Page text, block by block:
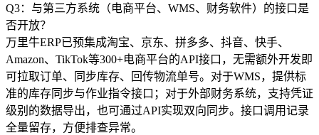
Q3：与第三方系统（电商平台、WMS、财务软件）的接口是
否开放？
万里牛ERP已预集成淘宝、京东、拼多多、抖音、快手、
Amazon、TikTok等300+电商平台的API接口，无需额外开发即
可拉取订单、同步库存、回传物流单号。对于WMS，提供标
准的库存同步与作业指令接口；对于外部财务系统，支持凭证
级别的数据导出，也可通过API实现双向同步。接口调用记录
全量留存，方便排查异常。